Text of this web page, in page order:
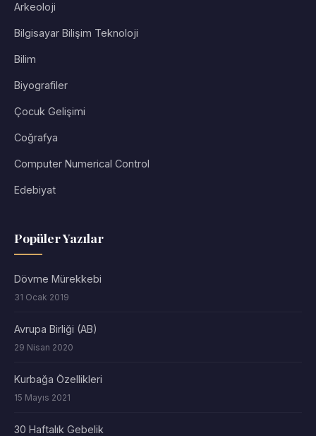
Arkeoloji
Bilgisayar Bilişim Teknoloji
Bilim
Biyografiler
Çocuk Gelişimi
Coğrafya
Computer Numerical Control
Edebiyat
Popüler Yazılar
Dövme Mürekkebi
31 Ocak 2019
Avrupa Birliği (AB)
29 Nisan 2020
Kurbağa Özellikleri
15 Mayıs 2021
30 Haftalık Gebelik